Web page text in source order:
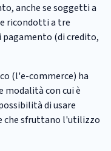
anche se soggetti a
ricondotti a tre
pagamento (di credito,
(l'e-commerce) ha
con cui è
di usare
che sfruttano l'utilizzo